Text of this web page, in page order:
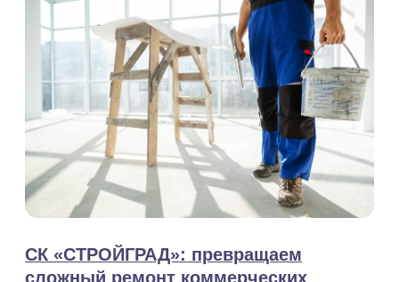
ОСТАВЬТЕ ЗАЯВКУ НА
КОНСУЛЬТАЦИЮ
Это бесплатно и без
обязательств – Вы получите
ответы на все вопросы и сможете
оценить, комфортно ли нам
работать вместе
Остались вопросы?
ОТВЕТЬТЕ НА 4 ПРОСТЫХ ВОПРОСА,
ЧТОБЫ РАССЧИТАТЬ СМЕТУ